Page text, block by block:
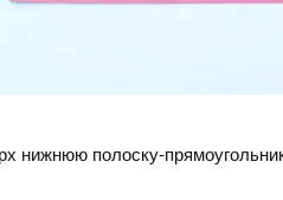
нижнюю полоску-